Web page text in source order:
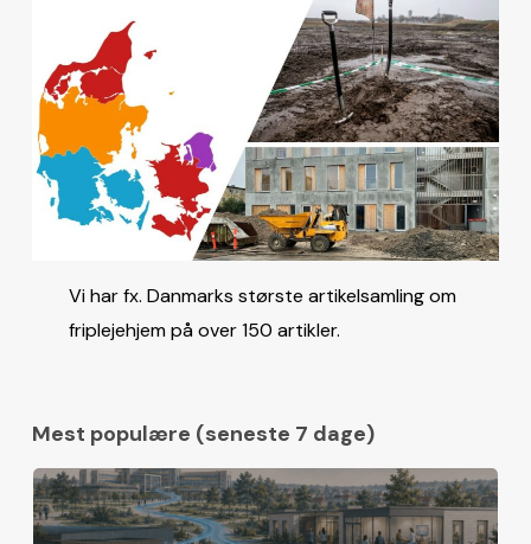
Vi har fx. Danmarks største artikelsamling om
friplejehjem på over 150 artikler.
Mest populære (seneste 7 dage)